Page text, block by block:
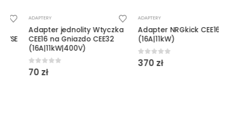
ADAPTERY
Adapter jednolity Wtyczka
CEE16 na Gniazdo CEE32
(16A|11kW|400V)
out of 5
zł
ADAPTERY
Adapter NRGkick CEE16
(16A|11kW)
out of 5
zł